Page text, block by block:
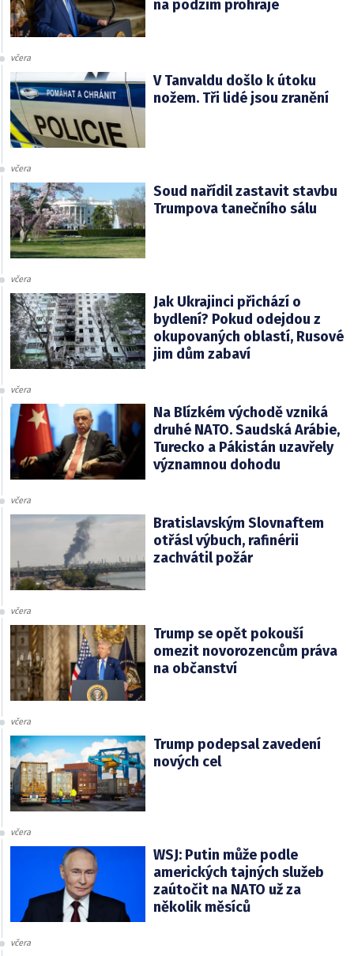
na podzim prohraje
včera
V Tanvaldu došlo k útoku
nožem. Tři lidé jsou zranění
včera
Soud nařídil zastavit stavbu
Trumpova tanečního sálu
včera
Jak Ukrajinci přichází o
bydlení? Pokud odejdou z
okupovaných oblastí, Rusové
jim dům zabaví
včera
Na Blízkém východě vzniká
druhé NATO. Saudská Arábie,
Turecko a Pákistán uzavřely
významnou dohodu
včera
Bratislavským Slovnaftem
otřásl výbuch, rafinérii
zachvátil požár
včera
Trump se opět pokouší
omezit novorozencům práva
na občanství
včera
Trump podepsal zavedení
nových cel
včera
WSJ: Putin může podle
amerických tajných služeb
zaútočit na NATO už za
několik měsíců
včera